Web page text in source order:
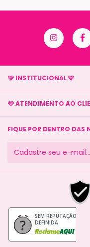
🩷 INSTITUCIONAL 🩷
🩷 ATENDIMENTO AO
FIQUE POR DENTRO DAS
SEM REPUTAÇÃO
DEFINIDA